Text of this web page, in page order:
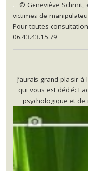
. . © Geneviève Schmit,
victimes de
Pour toutes
06.43.43.15.79
J’aurais grand plaisir
qui vous est dédié:
psychologique et de